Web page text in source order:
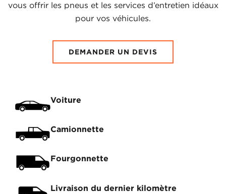
vous offrir les pneus et les services d’entretien idéaux
pour vos véhicules.
DEMANDER UN DEVIS
Voiture
Camionnette
Fourgonnette
Livraison du dernier kilomètre